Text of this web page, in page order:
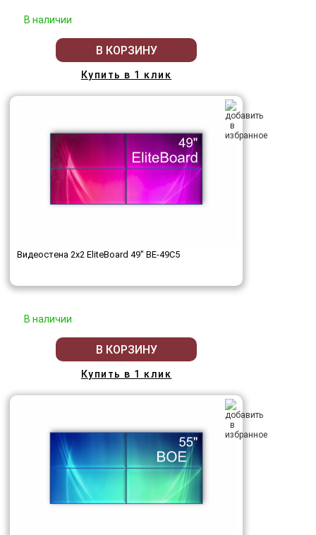
В наличии
В КОРЗИНУ
Купить в 1 клик
Видеостена 2x2 EliteBoard 49" BE-49C5
В наличии
В КОРЗИНУ
Купить в 1 клик